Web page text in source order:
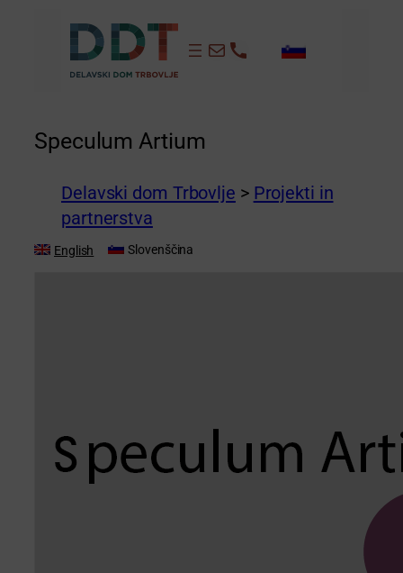
info@dd-trbovlje.si
+386 3 56 481
Speculum Artium
Delavski dom Trbovlje > Projekti in
partnerstva
English Slovenščina